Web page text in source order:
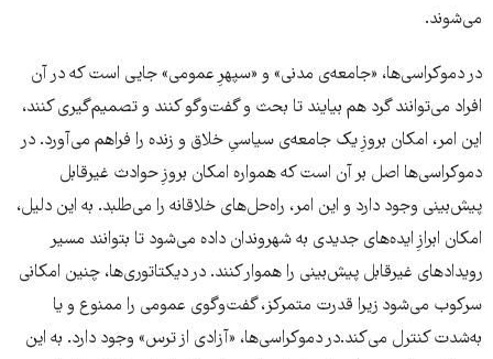
می‌شوند.
در دموکراسی‌ها، «جامعه‌ی مدنی» و «سپهرِ عمومی» جایی است که در آن
افراد می‌توانند گرد هم بیایند تا بحث و گفت‌وگو کنند و تصمیم‌گیری کنند،
این امر، امکان بروزِ یک جامعه‌ی سیاسیِ خلاق و زنده را فراهم می‌آورد. در
دموکراسی‌ها اصل بر آن است که همواره امکان بروزِ حوادث غیرقابل
پیش‌بینی وجود دارد و این امر، راه‌حل‌های خلاقانه را می‌طلبد. به این دلیل،
امکان ابرازِ ایده‌های جدیدی به شهروندان داده می‌شود تا بتوانند مسیر
رویدادهای غیرقابل پیش‌بینی را هموار کنند. در دیکتاتوری‌ها، چنین امکانی
سرکوب می‌شود زیرا قدرت متمرکز، گفت‌وگوی عمومی را ممنوع و یا
به‌شدت کنترل می‌کند.در دموکراسی‌ها، «آزادی از ترس» وجود دارد. به این